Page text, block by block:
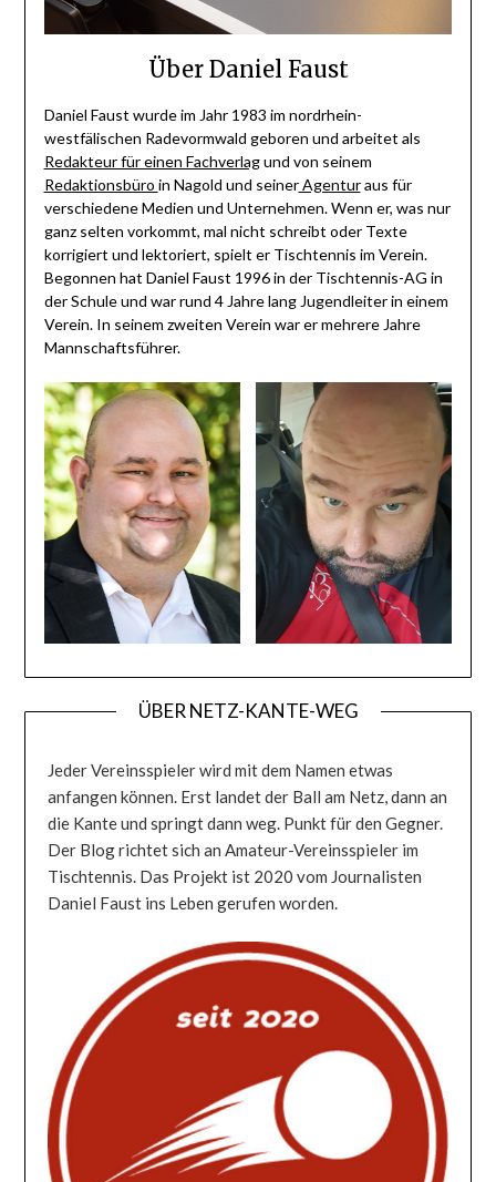
Über Daniel Faust
Daniel Faust wurde im Jahr 1983 im nordrhein-
westfälischen Radevormwald geboren und arbeitet als
Redakteur für einen Fachverlagund von seinem
Redaktionsbüro in Nagold und seinerAgenturaus für
verschiedene Medien und Unternehmen. Wenn er, was nur
ganz selten vorkommt, mal nicht schreibt oder Texte
korrigiert und lektoriert, spielt er Tischtennis im Verein.
Begonnen hat Daniel Faust 1996 in der Tischtennis-AG in
der Schule und war rund 4 Jahre lang Jugendleiter in einem
Verein. In seinem zweiten Verein war er mehrere Jahre
Mannschaftsführer.
ÜBER NETZ-KANTE-WEG
Jeder Vereinsspieler wird mit dem Namen etwas
anfangen können. Erst landet der Ball am Netz, dann an
die Kante und springt dann weg. Punkt für den Gegner.
Der Blog richtet sich an Amateur-Vereinsspieler im
Tischtennis. Das Projekt ist 2020 vom Journalisten
Daniel Faust ins Leben gerufen worden.